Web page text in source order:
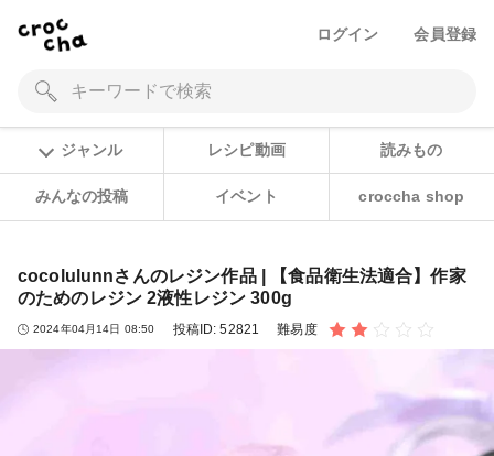
ログイン 会員登録
ジャンル レシピ動画 読みもの
みんなの投稿 イベント croccha shop
cocolulunnさんのレジン作品 | 【食品衛生法適合】作家
のためのレジン 2液性レジン 300g
2024年04月14日 08:50 投稿ID:52821 難易度